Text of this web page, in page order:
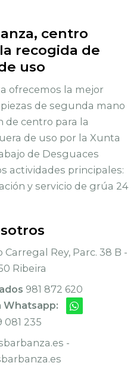
centro
recogida de
uso
ofrecemos la mejor
de segunda mano
de centro para la
de uso por la Xunta
de Desguaces
actividades principales:
y servicio de grúa 24
Carregal Rey, Parc. 38 B -
Ribeira
981 872 620
Whatsapp:
081 235
-